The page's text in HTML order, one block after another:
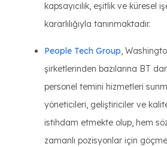
kapsayıcılık, eşitlik ve küresel
kararlılığıyla tanınmaktadır.
People Tech Group,
şirketlerinden bazılarına BT
personel temini hizmetleri
yöneticileri, geliştiriciler ve
istihdam etmekte olup, hem
zamanlı pozisyonlar için